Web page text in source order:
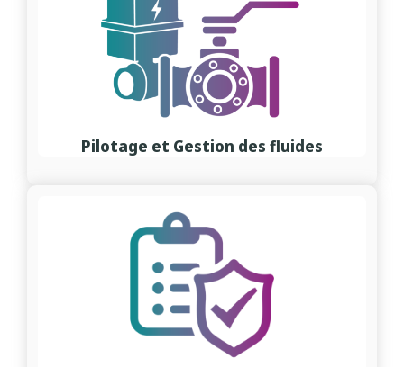
Pilotage et Gestion des fluides